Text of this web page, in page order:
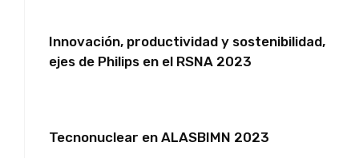
Innovación, productividad y sostenibilidad,
ejes de Philips en el RSNA 2023
Tecnonuclear en ALASBIMN 2023